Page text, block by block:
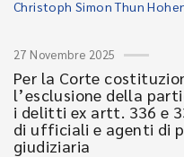
Christoph Simon Thun
27 Novembre 2025
Per la Corte
l’esclusione della
i delitti ex artt. 336 e
di ufficiali e agenti di
giudiziaria